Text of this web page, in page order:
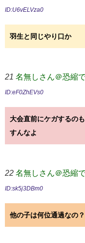
ID:U6vELVza0
羽生と同じやり口か
21 名無しさん＠恐縮
ID:eF0ZhEVs0
大会直前にケガするの
すんなよ
22 名無しさん＠恐縮
ID:sk5j3DBm0
他の子は何位通過なの？